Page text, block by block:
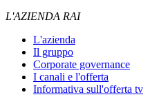
L'AZIENDA RAI
L'azienda
Il gruppo
Corporate governance
I canali e l'offerta
Informativa sull'offerta tv